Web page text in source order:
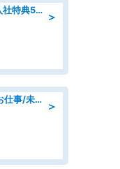
＞
2026年転職応援キャンペーン!入社特典58万円/デンソーで働こう!自動車工場で小型部品の検査業務 denso aichi
＞
社団法人での保健師・看護師のお仕事/未経験OK/要資格:普通免許、保健師、正看護師